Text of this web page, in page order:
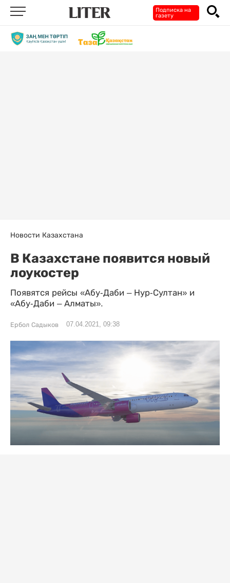
Подписка на
газету
Новости Казахстана
В Казахстане появится новый
лоукостер
Появятся рейсы «Абу-Даби – Нур-Султан» и
«Абу-Даби – Алматы».
Ербол Садыков 07.04.2021, 09:38